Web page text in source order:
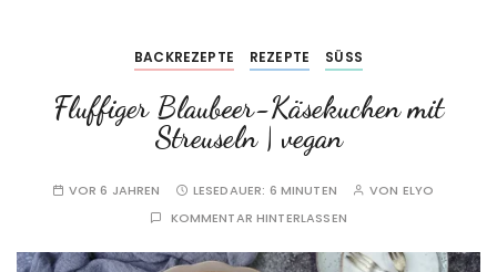
BACKREZEPTE REZEPTE SÜSS
Fluffiger Blaubeer-Käsekuchen mit
Streuseln | vegan
VOR 6 JAHREN LESEDAUER: 6 MINUTEN VON ELYO
KOMMENTAR HINTERLASSEN